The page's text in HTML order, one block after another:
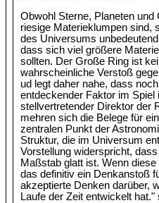
Obwohl Sterne, Planeten und
riesige Materieklumpen sind,
des Universums
dass sich viel größere
sollten. Der Große Ring ist
wahrscheinliche Verstoß
ud legt daher nahe, dass
entdeckender Faktor im
stellvertretender Direktor der
mehren sich die Belege für
zentralen Punkt der
Struktur, die im Universum
Vorstellung widerspricht,
Maßstab glatt ist. Wenn
das definitiv ein Denkanstoß
akzeptierte Denken darüber,
Laufe der Zeit entwickelt hat."